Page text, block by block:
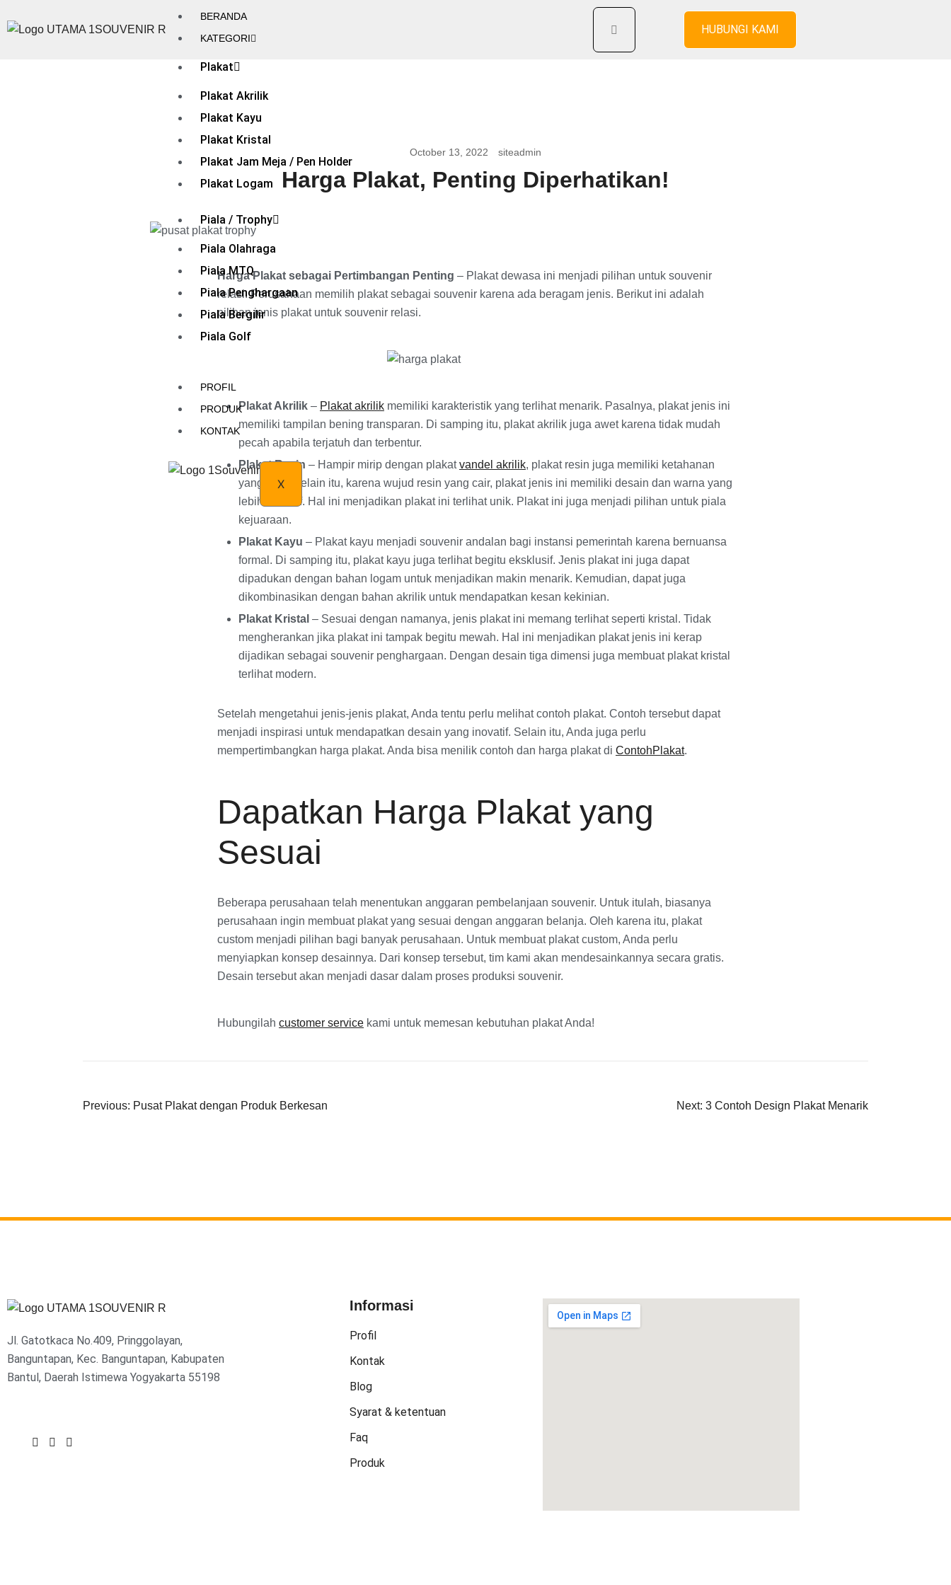
BERANDA
KATEGORI
Plakat
Plakat Akrilik
Plakat Kayu
Plakat Kristal
Plakat Jam Meja / Pen Holder
Plakat Logam
Piala / Trophy
Piala Olahraga
Piala MTQ
Piala Penghargaan
Piala Bergilir
Piala Golf
PROFIL
PRODUK
KONTAK
X
HUBUNGI KAMI
October 13, 2022 siteadmin
Harga Plakat, Penting Diperhatikan!
Harga Plakat sebagai Pertimbangan Penting – Plakat dewasa ini menjadi pilihan untuk souvenir
relasi. Perusahaan memilih plakat sebagai souvenir karena ada beragam jenis. Berikut ini adalah
pilihan jenis plakat untuk souvenir relasi.
Plakat Akrilik – Plakat akrilik memiliki karakteristik yang terlihat menarik. Pasalnya, plakat jenis ini
memiliki tampilan bening transparan. Di samping itu, plakat akrilik juga awet karena tidak mudah
pecah apabila terjatuh dan terbentur.
Plakat Resin – Hampir mirip dengan plakatvandel akrilik, plakat resin juga memiliki ketahanan
yang baik. Selain itu, karena wujud resin yang cair, plakat jenis ini memiliki desain dan warna yang
lebih inovatif. Hal ini menjadikan plakat ini terlihat unik. Plakat ini juga menjadi pilihan untuk piala
kejuaraan.
Plakat Kayu – Plakat kayu menjadi souvenir andalan bagi instansi pemerintah karena bernuansa
formal. Di samping itu, plakat kayu juga terlihat begitu eksklusif. Jenis plakat ini juga dapat
dipadukan dengan bahan logam untuk menjadikan makin menarik. Kemudian, dapat juga
dikombinasikan dengan bahan akrilik untuk mendapatkan kesan kekinian.
Plakat Kristal – Sesuai dengan namanya, jenis plakat ini memang terlihat seperti kristal. Tidak
mengherankan jika plakat ini tampak begitu mewah. Hal ini menjadikan plakat jenis ini kerap
dijadikan sebagai souvenir penghargaan. Dengan desain tiga dimensi juga membuat plakat kristal
terlihat modern.
Setelah mengetahui jenis-jenis plakat, Anda tentu perlu melihat contoh plakat. Contoh tersebut dapat
menjadi inspirasi untuk mendapatkan desain yang inovatif. Selain itu, Anda juga perlu
mempertimbangkan harga plakat. Anda bisa menilik contoh dan harga plakat di ContohPlakat.
Dapatkan Harga Plakat yang
Sesuai
Beberapa perusahaan telah menentukan anggaran pembelanjaan souvenir. Untuk itulah, biasanya
perusahaan ingin membuat plakat yang sesuai dengan anggaran belanja. Oleh karena itu, plakat
custom menjadi pilihan bagi banyak perusahaan. Untuk membuat plakat custom, Anda perlu
menyiapkan konsep desainnya. Dari konsep tersebut, tim kami akan mendesainkannya secara gratis.
Desain tersebut akan menjadi dasar dalam proses produksi souvenir.
Hubungilah customer service kami untuk memesan kebutuhan plakat Anda!
Previous: Pusat Plakat dengan Produk Berkesan Next: 3 Contoh Design Plakat Menarik
Jl. Gatotkaca No.409, Pringgolayan,
Banguntapan, Kec. Banguntapan, Kabupaten
Bantul, Daerah Istimewa Yogyakarta 55198
Informasi
Profil
Kontak
Blog
Syarat & ketentuan
Faq
Produk